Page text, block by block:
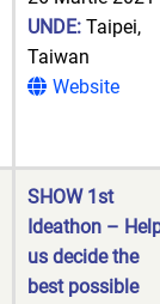
UNDE: Taipei,
Taiwan
Website
SHOW 1st
Ideathon –
us decide the
best possible